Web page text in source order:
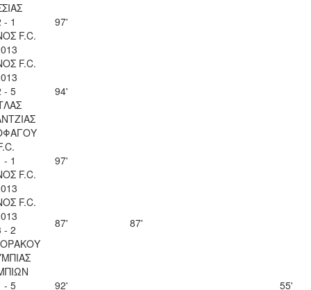
- 1
F.C.
97'
F.C.
- 5
94'
- 1
F.C.
97'
F.C.
- 2
87' 87'
- 5
92' 55'